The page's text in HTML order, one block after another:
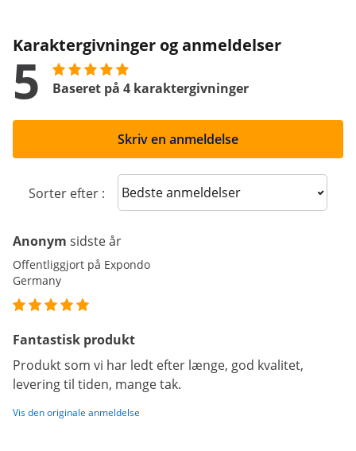
Karaktergivninger og anmeldelser
5 Baseret på 4 karaktergivninger
Skriv en anmeldelse
Sorter efter : Sort reviews
Anonym sidste år
Offentliggjort på Expondo
Germany
Fantastisk produkt
Produkt som vi har ledt efter længe, god kvalitet,
levering til tiden, mange tak.
Vis den originale anmeldelse